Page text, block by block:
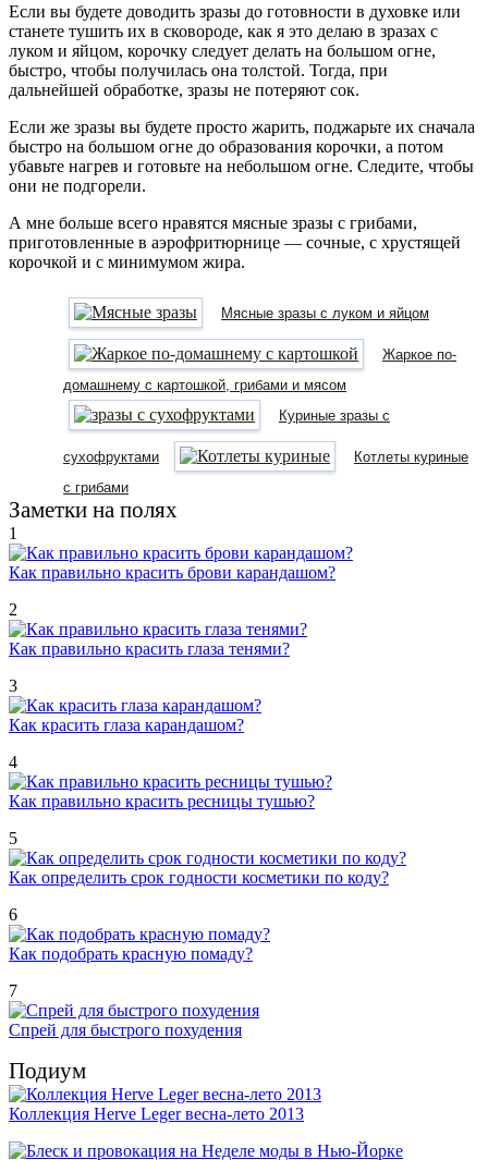
Если вы будете доводить зразы до готовности в духовке или
станете тушить их в сковороде, как я это делаю в зразах с
луком и яйцом, корочку следует делать на большом огне,
быстро, чтобы получилась она толстой. Тогда, при
дальнейшей обработке, зразы не потеряют сок.
Если же зразы вы будете просто жарить, поджарьте их сначала
быстро на большом огне до образования корочки, а потом
убавьте нагрев и готовьте на небольшом огне. Следите, чтобы
они не подгорели.
А мне больше всего нравятся мясные зразы с грибами,
приготовленные в аэрофритюрнице — сочные, с хрустящей
корочкой и с минимумом жира.
Мясные зразы с луком и яйцом
Жаркое по-
домашнему с картошкой, грибами и мясом
Куриные зразы с
сухофруктами
Котлеты куриные
с грибами
Заметки на полях
1
Как правильно красить брови карандашом?
2
Как правильно красить глаза тенями?
3
Как красить глаза карандашом?
4
Как правильно красить ресницы тушью?
5
Как определить срок годности косметики по коду?
6
Как подобрать красную помаду?
7
Спрей для быстрого похудения
Подиум
Коллекция Herve Leger весна-лето 2013